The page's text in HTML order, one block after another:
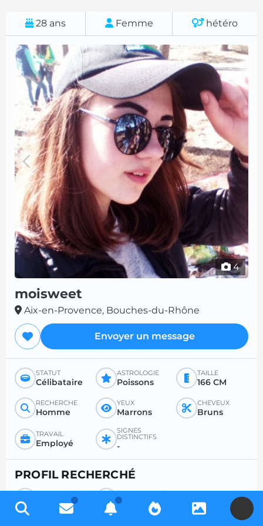
28 ans Femme hétéro
4
moisweet
Aix-en-Provence, Bouches-du-Rhône
Envoyer un message
STATUT
Célibataire
ASTROLOGIE
Poissons
TAILLE
166 CM
RECHERCHE
Homme
YEUX
Marrons
CHEVEUX
Bruns
TRAVAIL
Employé
SIGNES
DISTINCTIFS
-
PROFIL RECHERCHÉ
RECHERCHE
Homme
ÂGE SOUHAITÉ
-